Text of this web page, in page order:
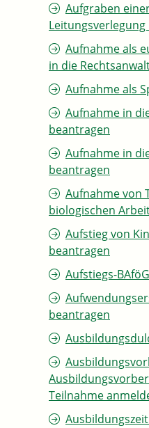
Aufgraben
Aufnahme als
in die
Aufnahme als
Aufnahme in
beantragen
Aufnahme in
beantragen
Aufnahme von
biologischen
Aufstieg von
beantragen
Aufstiegs-
beantragen
Teilnahme